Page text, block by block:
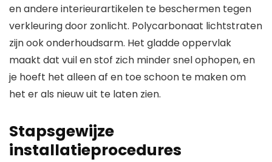
en andere interieurartikelen te beschermen tegen
verkleuring door zonlicht. Polycarbonaat lichtstraten
zijn ook onderhoudsarm. Het gladde oppervlak
maakt dat vuil en stof zich minder snel ophopen, en
je hoeft het alleen af en toe schoon te maken om
het er als nieuw uit te laten zien.
Stapsgewijze
installatieprocedures